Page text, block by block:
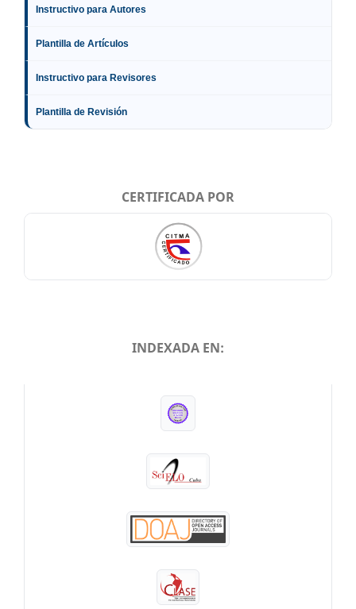
Instructivo para Autores
Plantilla de Artículos
Instructivo para Revisores
Plantilla de Revisión
CERTIFICADA POR
INDEXADA EN: